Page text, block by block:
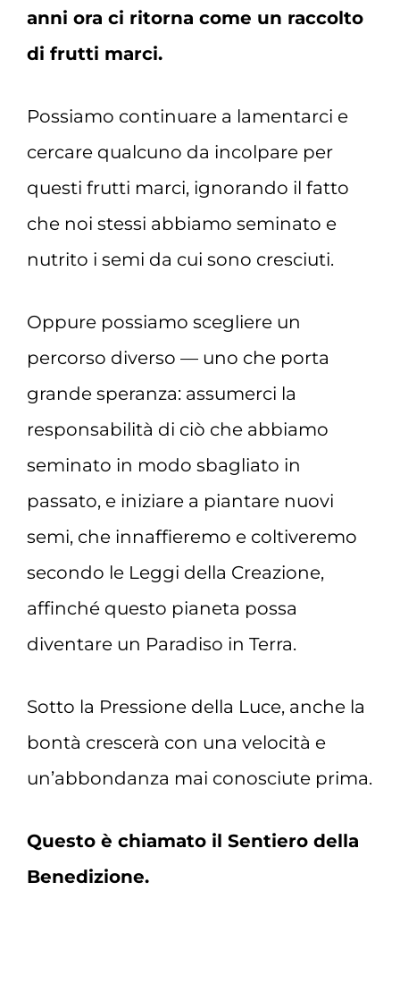
anni ora ci ritorna come un raccolto
di frutti marci.
Possiamo continuare a lamentarci e
cercare qualcuno da incolpare per
questi frutti marci, ignorando il fatto
che noi stessi abbiamo seminato e
nutrito i semi da cui sono cresciuti.
Oppure possiamo scegliere un
percorso diverso — uno che porta
grande speranza: assumerci la
responsabilità di ciò che abbiamo
seminato in modo sbagliato in
passato, e iniziare a piantare nuovi
semi, che innaffieremo e coltiveremo
secondo le Leggi della Creazione,
affinché questo pianeta possa
diventare un Paradiso in Terra.
Sotto la Pressione della Luce, anche la
bontà crescerà con una velocità e
un’abbondanza mai conosciute prima.
Questo è chiamato il Sentiero della
Benedizione.